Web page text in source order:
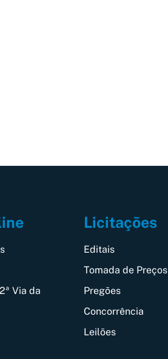
Via da
Licitações
Editais
Tomada de Preços
Pregões
Concorrência
Leilões